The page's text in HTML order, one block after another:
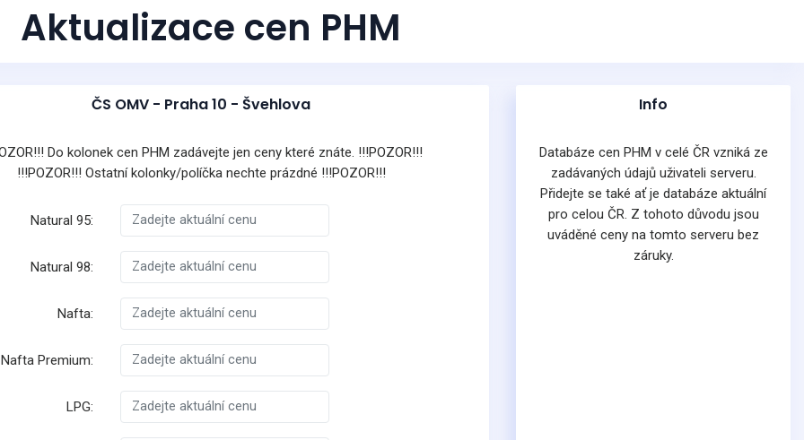
Aktualizace cen PHM
ČS OMV - Praha 10 - Švehlova
Do kolonek cen PHM zadávejte jen ceny které znáte. !!!POZOR!!!
!!!POZOR!!! Ostatní kolonky/políčka nechte prázdné !!!POZOR!!!
Natural 95:
Natural 98:
Nafta:
Nafta Premium:
LPG:
Info
Databáze cen PHM v celé ČR vzniká ze
zadávaných údajů uživateli serveru.
Přidejte se také ať je databáze aktuální
pro celou ČR. Z tohoto důvodu jsou
uváděné ceny na tomto serveru bez
záruky.